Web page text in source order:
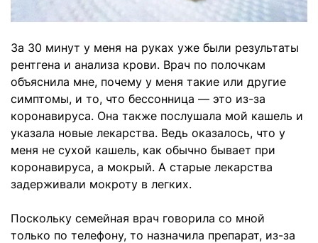
За 30 минут у меня на руках уже были результаты
рентгена и анализа крови. Врач по полочкам
объяснила мне, почему у меня такие или другие
симптомы, и то, что бессонница — это из-за
коронавируса. Она также послушала мой кашель и
указала новые лекарства. Ведь оказалось, что у
меня не сухой кашель, как обычно бывает при
коронавируса, а мокрый. А старые лекарства
задерживали мокроту в легких.
Поскольку семейная врач говорила со мной
только по телефону, то назначила препарат, из-за